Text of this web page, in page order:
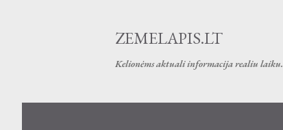
ZEMELAPIS.LT
Kelionėms aktuali informacija realiu laiku.